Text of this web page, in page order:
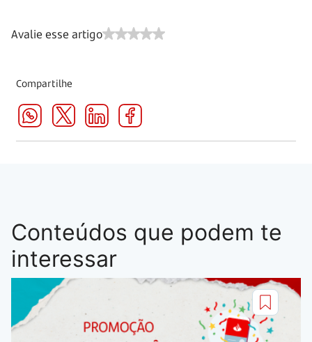
Avalie esse artigo
Compartilhe
Conteúdos que podem te
interessar